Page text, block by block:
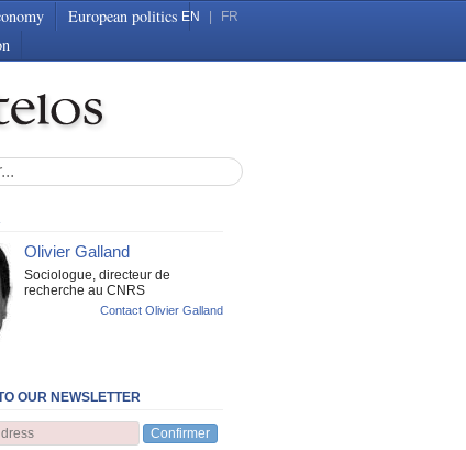
European politics EN FR
Olivier Galland
Sociologue, directeur de
recherche au CNRS
Contact Olivier Galland
OUR NEWSLETTER
Confirmer